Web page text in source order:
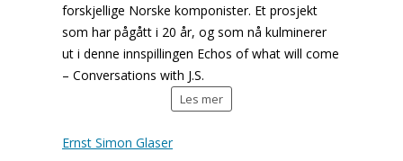
forskjellige Norske komponister. Et prosjekt
som har pågått i 20 år, og som nå kulminerer
ut i denne innspillingen Echos of what will come
– Conversations with J.S.
Les mer
Ernst Simon Glaser